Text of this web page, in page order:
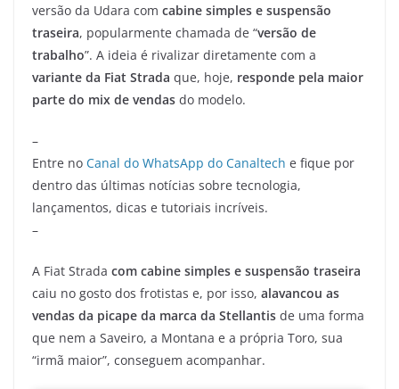
versão da Udara com cabine simples e suspensão
traseira, popularmente chamada de “versão de
trabalho”. A ideia é rivalizar diretamente com a
variante da Fiat Strada que, hoje, responde pela maior
parte do mix de vendas do modelo.
–
Entre no Canal do WhatsApp do Canaltech e fique por
dentro das últimas notícias sobre tecnologia,
lançamentos, dicas e tutoriais incríveis.
–
A Fiat Strada com cabine simples e suspensão traseira
caiu no gosto dos frotistas e, por isso, alavancou as
vendas da picape da marca da Stellantis de uma forma
que nem a Saveiro, a Montana e a própria Toro, sua
“irmã maior”, conseguem acompanhar.